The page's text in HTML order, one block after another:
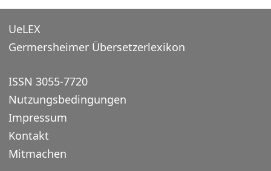
UeLEX
Germersheimer Übersetzerlexikon
ISSN 3055-7720
Nutzungsbedingungen
Impressum
Kontakt
Mitmachen